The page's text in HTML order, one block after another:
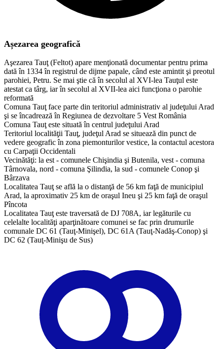
Așezarea geografică
Aşezarea Tauţ (Feltot) apare menţionată documentar pentru prima
dată în 1334 în registrul de dijme papale, când este amintit şi preotul
parohiei, Petru. Se mai ştie că în secolul al XVI-lea Tauţul este
atestat ca târg, iar în secolul al XVII-lea aici funcţiona o parohie
reformată
Comuna Tauţ face parte din teritoriul administrativ al judeţului Arad
şi se încadrează în Regiunea de dezvoltare 5 Vest România
Comuna Tauţ este situată în centrul judeţului Arad
Teritoriul localităţii Tauţ, judeţul Arad se situează din punct de
vedere geografic în zona piemonturilor vestice, la contactul acestora
cu Carpaţii Occidentali
Vecinătăţi: la est - comunele Chişindia şi Butenila, vest - comuna
Târnovala, nord - comuna Şilindia, la sud - comunele Conop şi
Bârzava
Localitatea Tauţ se află la o distanţă de 56 km faţă de municipiul
Arad, la aproximativ 25 km de oraşul Ineu şi 25 km faţă de oraşul
Pîncota
Localitatea Tauţ este traversată de DJ 708A, iar legăturile cu
celelalte localităţi aparţinătoare comunei se fac prin drumurile
comunale DC 61 (Tauţ-Minişel), DC 61A (Tauţ-Nadăş-Conop) şi
DC 62 (Tauţ-Minişu de Sus)